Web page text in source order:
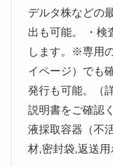
デルタ株などの
出も可能。 ・検
します。※専用
イページ）でも
発行も可能。（
説明書をご確認
液採取容器（不
材,密封袋,返送用